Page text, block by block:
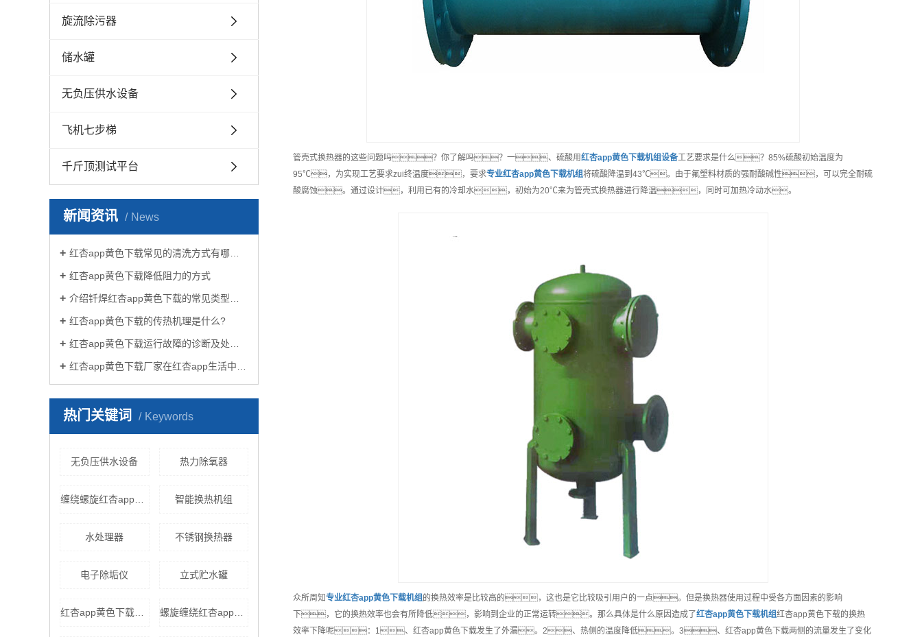
旋流除污器
储水罐
无负压供水设备
飞机七步梯
千斤顶测试平台
新闻资讯 News
红杏app黄色下载常见的清洗方式有哪些？
红杏app黄色下载降低阻力的方式
介绍钎焊红杏app黄色下载的常见类型有哪些
红杏app黄色下载的传热机理是什么?
红杏app黄色下载运行故障的诊断及处理方法
红杏app黄色下载厂家在红杏app生活中有哪些作用？
热门关键词 Keywords
无负压供水设备 热力除氧器
智能换热机组
水处理器 不锈钢换热器
电子除垢仪 立式贮水罐
螺旋缠绕红杏app安卓在线下载
管壳式换热器的这些问题吗？你了解吗？一、硫酸用红杏app黄色下载机组设备工艺要求是什么？85%硫酸初始温度为
95℃，为实现工艺要求zui终温度，要求专业红杏app黄色下载机组将硫酸降温到43℃。由于氟塑料材质的强耐酸碱性，可以完全耐硫
酸腐蚀。通过设计，利用已有的冷却水，初始为20℃来为管壳式换热器进行降温，同时可加热冷动水。
众所周知专业红杏app黄色下载机组的换热效率是比较高的，这也是它比较吸引用户的一点。但是换热器使用过程中受各方面因素的影响
下，它的换热效率也会有所降低，影响到企业的正常运转。那么具体是什么原因造成了红杏app黄色下载机组红杏app黄色下载的换热
效率下降呢：1、红杏app黄色下载发生了外漏。2、热侧的温度降低。3、红杏app黄色下载两侧的流量发生了变化